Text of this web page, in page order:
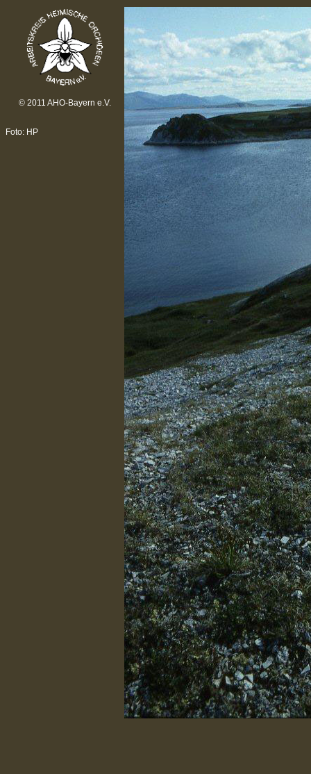
© 2011 AHO-Bayern e.V.
Foto: HP